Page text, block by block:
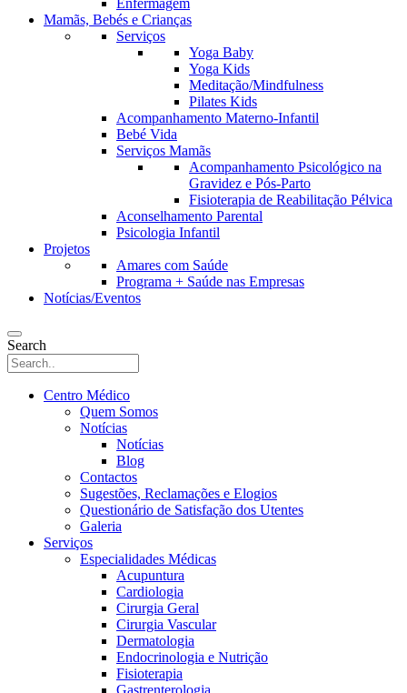
Enfermagem
Mamãs, Bebés e Crianças
Serviços
Yoga Baby
Yoga Kids
Meditação/Mindfulness
Pilates Kids
Acompanhamento Materno-Infantil
Bebé Vida
Serviços Mamãs
Acompanhamento Psicológico na
Gravidez e Pós-Parto
Fisioterapia de Reabilitação Pélvica
Aconselhamento Parental
Psicologia Infantil
Projetos
Amares com Saúde
Programa + Saúde nas Empresas
Notícias/Eventos
Search
Centro Médico
Quem Somos
Notícias
Notícias
Blog
Contactos
Sugestões, Reclamações e Elogios
Questionário de Satisfação dos Utentes
Galeria
Serviços
Especialidades Médicas
Acupuntura
Cardiologia
Cirurgia Geral
Cirurgia Vascular
Dermatologia
Endocrinologia e Nutrição
Fisioterapia
Gastrenterologia